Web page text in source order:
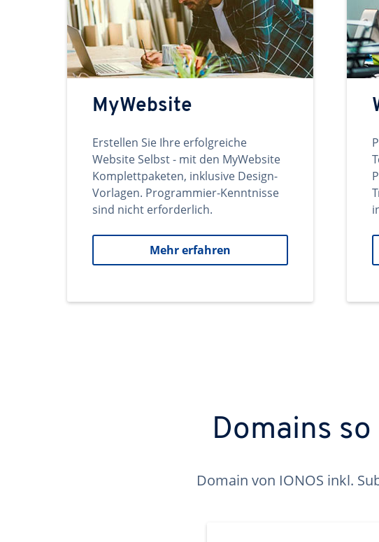
MyWebsite
Erstellen Sie Ihre erfolgreiche
Website Selbst - mit den MyWebsite
Komplettpaketen, inklusive Design-
Vorlagen. Programmier-Kenntnisse
sind nicht erforderlich.
Mehr erfahren
Domains
Domain von IONOS inkl.